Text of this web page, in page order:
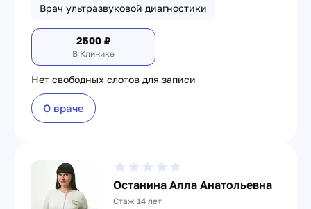
Врач ультразвуковой диагностики
2500 ₽
В Клинике
Нет свободных слотов для записи
О враче
Останина Алла Анатольевна
Стаж 14 лет